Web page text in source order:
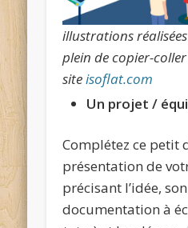
illustrations
plein de copier-
siteisoflat.com
Un projet /
Complétez ce petit
présentation de
précisant l’idée,
documentation à